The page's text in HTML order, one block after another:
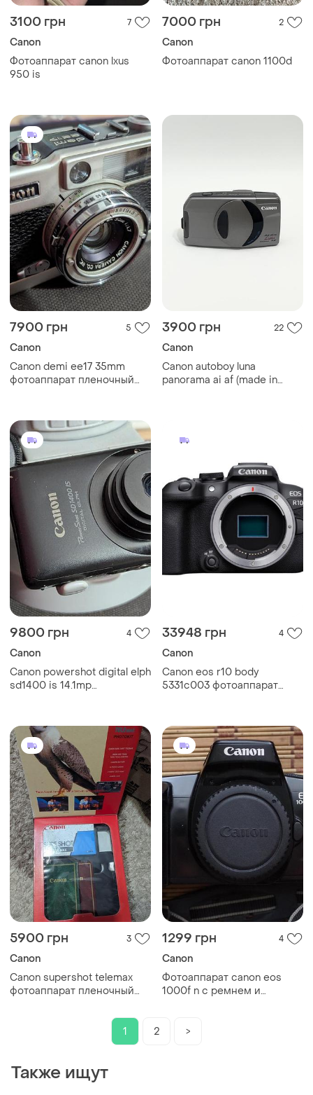
3100 грн 7
Canon
Фотоаппарат canon lxus
950 is
7000 грн 2
Canon
Фотоаппарат canon 1100d
7900 грн 5
Canon
Canon demi ee17 35mm
фотоаппарат пленочный
3900 грн 22
Canon
Canon autoboy luna
panorama ai af (made in
9800 грн 4
Canon
Canon powershot digital elph
sd1400 is 14.1mp
33948 грн 4
Canon
Canon eos r10 body
5331c003 фотоаппарат
5900 грн 3
Canon
Canon supershot telemax
фотоаппарат пленочный
1299 грн 4
Canon
Фотоаппарат canon eos
1000f n c ремнем и
1 2 >
Также ищут